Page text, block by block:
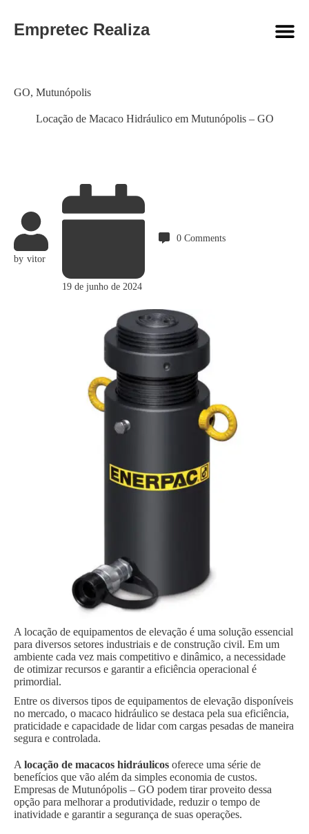
Empretec Realiza
Locação de Macaco Hidráulico em Mutunópolis – GO
Category
GO, Mutunópolis
by vitor
19 de junho de 2024
0 Comments
A locação de equipamentos de elevação é uma solução essencial
para diversos setores industriais e de construção civil. Em um
ambiente cada vez mais competitivo e dinâmico, a necessidade
de otimizar recursos e garantir a eficiência operacional é
primordial.
Entre os diversos tipos de equipamentos de elevação disponíveis
no mercado, o macaco hidráulico se destaca pela sua eficiência,
praticidade e capacidade de lidar com cargas pesadas de maneira
segura e controlada.
A locação de macacos hidráulicos oferece uma série de
benefícios que vão além da simples economia de custos.
Empresas de Mutunópolis – GO podem tirar proveito dessa
opção para melhorar a produtividade, reduzir o tempo de
inatividade e garantir a segurança de suas operações.